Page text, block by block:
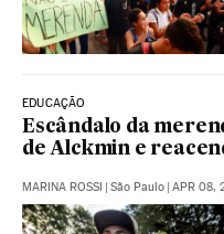
EDUCAÇÃO
Escândalo da
de Alckmin e
MARINA ROSSI | São Paulo | APR 08,